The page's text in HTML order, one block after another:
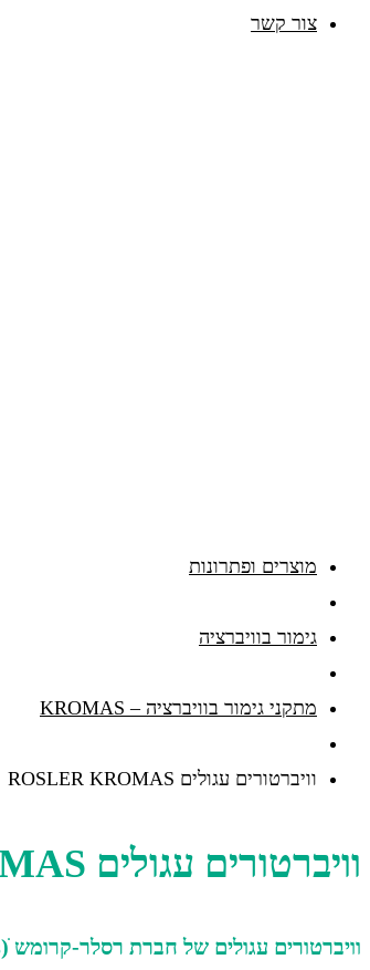
צור קשר
מוצרים ופתרונות
גימור בוויברציה
מתקני גימור בוויברציה – KROMAS
וויברטורים עגולים ROSLER KROMAS
וויברטורים עגולים RÖSLER KROMAS
וויברטורים עגולים של חברת רסלר-קרומש ׁ(Round vibratory surface finishing machines)